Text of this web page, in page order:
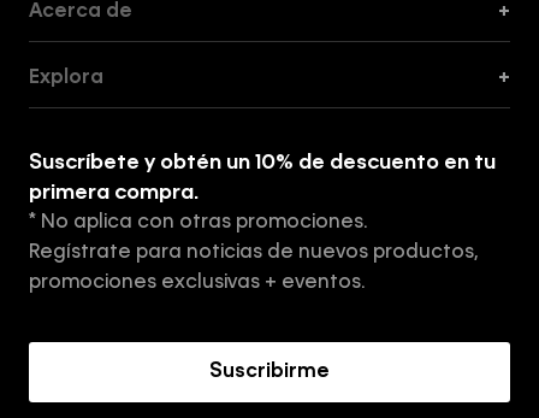
Acerca de +
Tiendas
Aviso de privacidad
Términos y Condiciones
Explora +
Suscríbete y obtén un 10% de descuento en tu
primera compra.
* No aplica con otras promociones.
Regístrate para noticias de nuevos productos,
promociones exclusivas + eventos.
Suscribirme